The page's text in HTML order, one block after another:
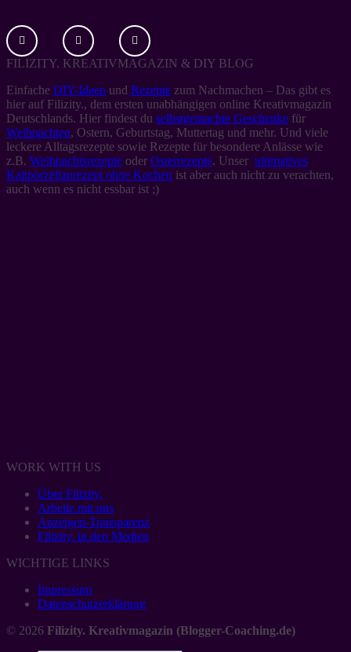
FILIZITY. KREATIVMAGAZIN & DIY BLOG
Einfache DIY-Ideen und Rezepte zum Nachmachen – Das gibt es
hier auf Filizity., dem ersten unabhängigen online Kreativmagazin
Deutschlands. Hier findest du selbstgemachte Geschenke für
Weihnachten, Ostern, Geburtstag, Muttertag und mehr. Und viele
leckere Alltagsrezepte sowie Rezepte für besondere Anlässe wie
z.B. Weihnachtsrezepte oder Osterrezepte. Unser ultimatives
Kaltporzellanrezept ohne Kochen ist aber auch nicht zu verachten,
auch wenn es nicht essbar ist ;)
WORK WITH US
Über Filizity.
Arbeite mit uns
Anzeigen-Transparenz
Filizity. in den Medien
WICHTIGE LINKS
Impressum
Datenschutzerklärung
© 2026 Filizity. Kreativmagazin (Blogger-Coaching.de)